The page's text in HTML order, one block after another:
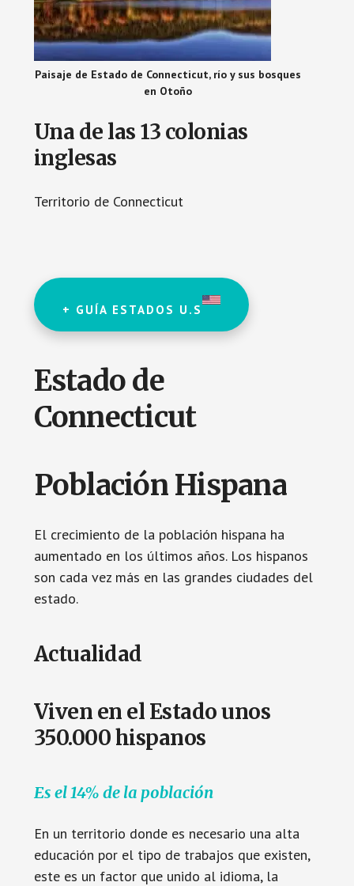
Paisaje de Estado de Connecticut, río y sus bosques
en Otoño
Una de las 13 colonias
inglesas
Territorio de Connecticut
+ GUÍA ESTADOS U.S
Estado de
Connecticut
Población Hispana
El crecimiento de la población hispana ha
aumentado en los últimos años. Los hispanos
son cada vez más en las grandes ciudades del
estado.
Actualidad
Viven en el Estado unos
350.000 hispanos
Es el 14% de la población
En un territorio donde es necesario una alta
educación por el tipo de trabajos que existen,
este es un factor que unido al idioma, la